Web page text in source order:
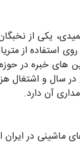
های خبره در
تولید 2.5
آن دارد.
در ایران